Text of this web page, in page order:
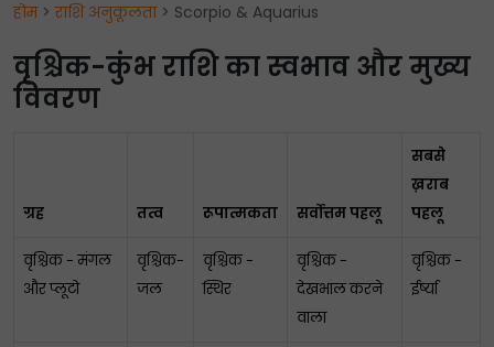
होम>राशि अनुकूलता> Scorpio & Aquarius
वृश्चिक-कुंभ राशि का स्वभाव और मुख्य
विवरण
ग्रह तत्व रूपात्मकता सर्वोत्तम पहलू
सबसे
ख़राब
पहलू
वृश्चिक - मंगल
और प्लूटो
वृश्चिक-
जल
वृश्चिक -
स्थिर
वृश्चिक -
देखभाल करने
वाला
वृश्चिक -
ईर्ष्या